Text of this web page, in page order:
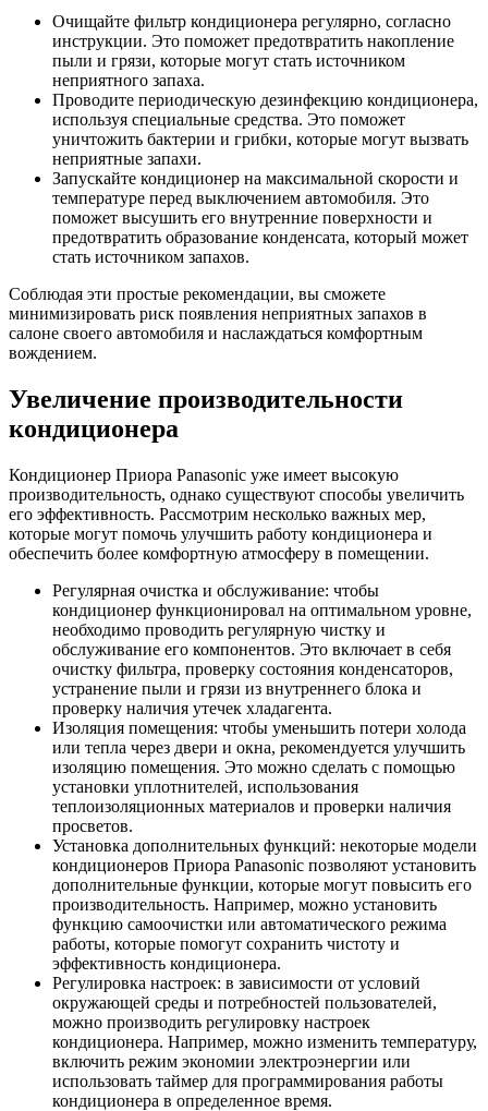
Очищайте фильтр кондиционера регулярно, согласно
инструкции. Это поможет предотвратить накопление
пыли и грязи, которые могут стать источником
неприятного запаха.
Проводите периодическую дезинфекцию кондиционера,
используя специальные средства. Это поможет
уничтожить бактерии и грибки, которые могут вызвать
неприятные запахи.
Запускайте кондиционер на максимальной скорости и
температуре перед выключением автомобиля. Это
поможет высушить его внутренние поверхности и
предотвратить образование конденсата, который может
стать источником запахов.
Соблюдая эти простые рекомендации, вы сможете
минимизировать риск появления неприятных запахов в
салоне своего автомобиля и наслаждаться комфортным
вождением.
Увеличение производительности
кондиционера
Кондиционер Приора Panasonic уже имеет высокую
производительность, однако существуют способы увеличить
его эффективность. Рассмотрим несколько важных мер,
которые могут помочь улучшить работу кондиционера и
обеспечить более комфортную атмосферу в помещении.
Регулярная очистка и обслуживание: чтобы
кондиционер функционировал на оптимальном уровне,
необходимо проводить регулярную чистку и
обслуживание его компонентов. Это включает в себя
очистку фильтра, проверку состояния конденсаторов,
устранение пыли и грязи из внутреннего блока и
проверку наличия утечек хладагента.
Изоляция помещения: чтобы уменьшить потери холода
или тепла через двери и окна, рекомендуется улучшить
изоляцию помещения. Это можно сделать с помощью
установки уплотнителей, использования
теплоизоляционных материалов и проверки наличия
просветов.
Установка дополнительных функций: некоторые модели
кондиционеров Приора Panasonic позволяют установить
дополнительные функции, которые могут повысить его
производительность. Например, можно установить
функцию самоочистки или автоматического режима
работы, которые помогут сохранить чистоту и
эффективность кондиционера.
Регулировка настроек: в зависимости от условий
окружающей среды и потребностей пользователей,
можно производить регулировку настроек
кондиционера. Например, можно изменить температуру,
включить режим экономии электроэнергии или
использовать таймер для программирования работы
кондиционера в определенное время.